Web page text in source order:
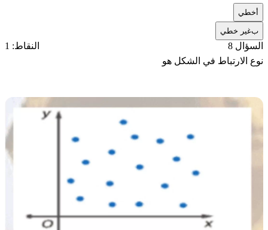
خطي
بغير خطي
السؤال 8
النقاط: 1
نوع الارتباط في الشكل هو